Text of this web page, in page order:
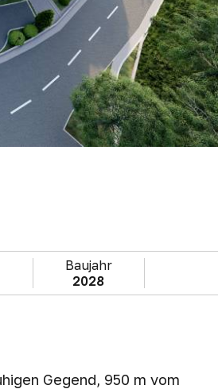
Baujahr
2028
Gegend, 950 m vom